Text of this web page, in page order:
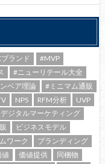
ランド
#MVP
#ニューリテール大全
ベア理論
#ミニマム通販
NPS RFM分析
UVP
デジタルマーケティング
ビジネスモデル
ワーク
ブランディング
値 価値提供
同梱物